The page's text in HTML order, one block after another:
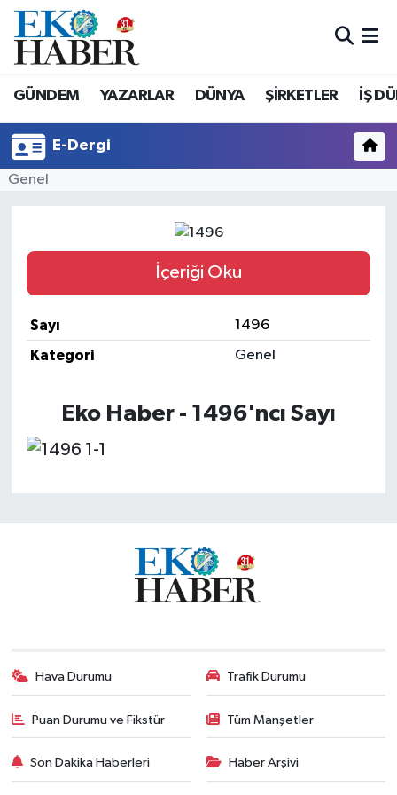
GÜNDEM YAZARLAR DÜNYA ŞİRKETLER İŞ
E-Dergi
Genel
İçeriği Oku
Sayı
1496
Kategori
Genel
Eko Haber - 1496'ncı Sayı
Hava Durumu Trafik Durumu
Puan Durumu ve Fikstür Tüm Manşetler
Son Dakika Haberleri Haber Arşivi
Hava Durumu
Süper Lig Puan Durumu ve Fikstür
Son Dakika Haberleri
Haber Arşivi